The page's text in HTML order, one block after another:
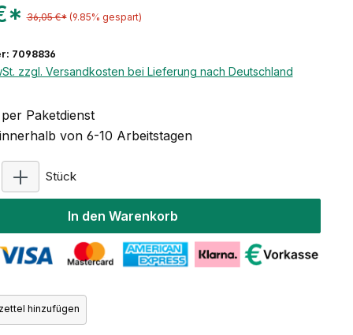
36,05 €* (9.85% gespart)
7098836
zzgl. Versandkosten bei Lieferung nach Deutschland
Paketdienst
von 6-10 Arbeitstagen
Stück
In den Warenkorb
hinzufügen